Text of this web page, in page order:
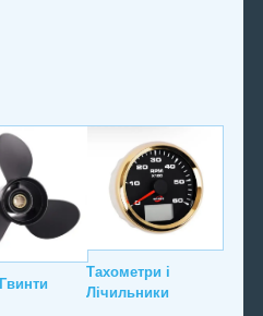
Гвинти
Тахометри і
Лічильники